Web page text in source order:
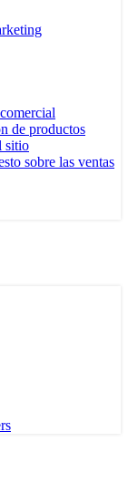
de productos
sitio
sobre las ventas